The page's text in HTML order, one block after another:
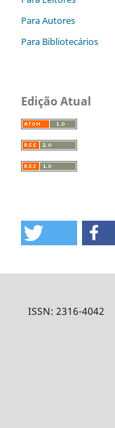
Para Autores
Para Bibliotecários
Edição Atual
ISSN: 2316-4042